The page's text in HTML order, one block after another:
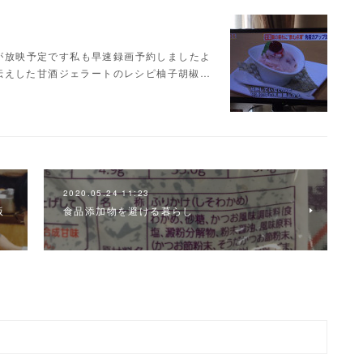
映予定です私も早速録画予約しましたよ
した甘酒ジェラートのレシピ柚子胡椒…
2020.05.24 11:23
食品添加物を避ける暮らし